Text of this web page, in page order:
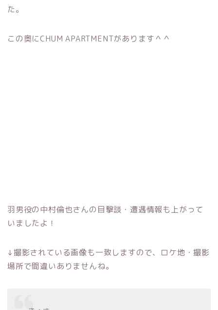
た。
この奥にCHUM APARTMENTがあります＾＾
羽男役の中村倫也さんの目撃談・遭遇情報も上がって
いましたよ！
↓撮影されている画像も一致しますので、ロケ地・撮影
場所で間違いありませんね。